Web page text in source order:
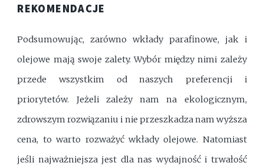
REKOMENDACJE
Podsumowując, zarówno wkłady parafinowe, jak i
olejowe mają swoje zalety. Wybór między nimi zależy
przede wszystkim od naszych preferencji i
priorytetów. Jeżeli zależy nam na ekologicznym,
zdrowszym rozwiązaniu i nie przeszkadza nam wyższa
cena, to warto rozważyć wkłady olejowe. Natomiast
jeśli najważniejsza jest dla nas wydajność i trwałość